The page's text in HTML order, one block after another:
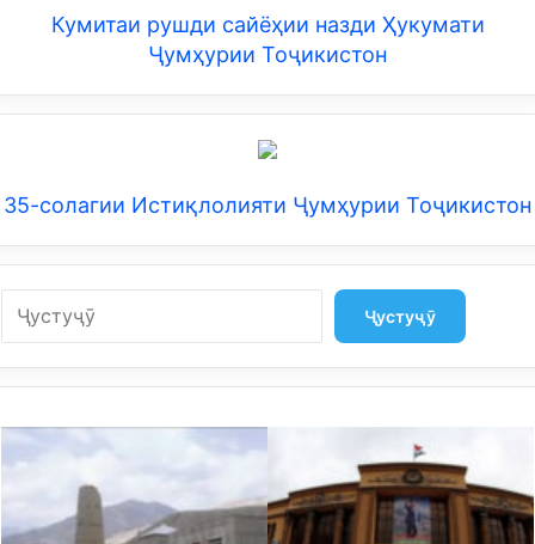
Кумитаи рушди сайёҳии назди Ҳукумати
Ҷумҳурии Тоҷикистон
35-солагии Истиқлолияти Ҷумҳурии Тоҷикистон
Ҷустуҷӯ